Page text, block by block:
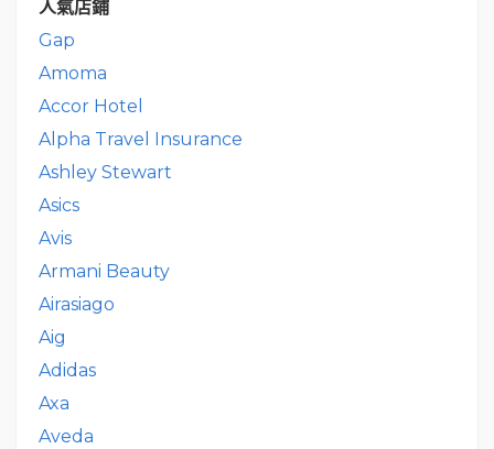
人氣店鋪
Gap
Amoma
Accor Hotel
Alpha Travel Insurance
Ashley Stewart
Asics
Avis
Armani Beauty
Airasiago
Aig
Adidas
Axa
Aveda